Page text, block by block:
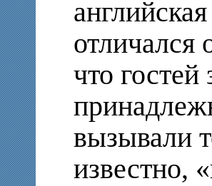
отличался
что
вызывали
известно,